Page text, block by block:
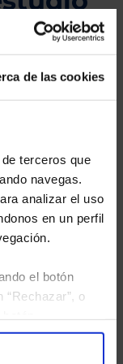
de las cookies
terceros que
navegas.
analizar el uso
en un perfil
el botón
“Rechazar”, o
los ISINs de
sus costes.